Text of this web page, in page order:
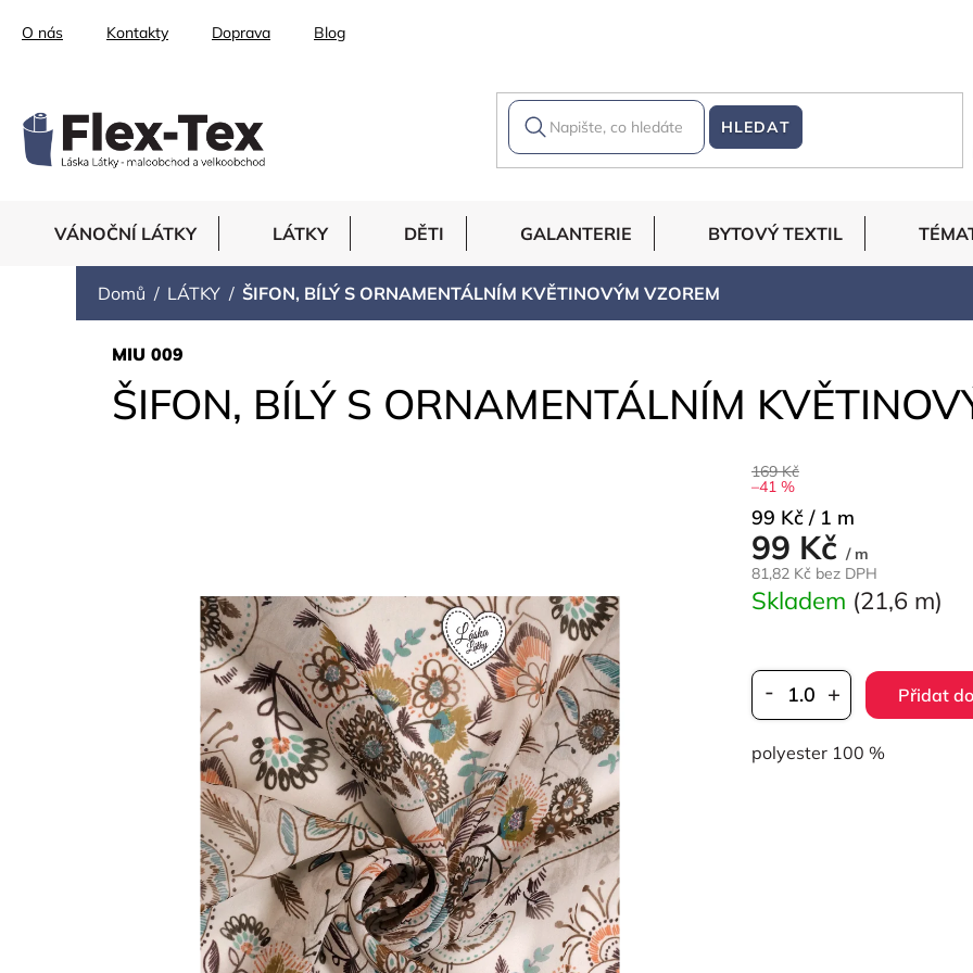
O nás Kontakty Doprava Blog
HLEDAT
VÁNOČNÍ LÁTKY LÁTKY DĚTI GALANTERIE BYTOVÝ TEXTIL
Domů LÁTKY ŠIFON, BÍLÝ S ORNAMENTÁLNÍM KVĚTINOVÝM VZOREM
ŠIFON, BÍLÝ S ORNAMENTÁLNÍM
MIU 009
169 Kč
–41 %
99 Kč / m
81,82 Kč bez DPH
Měrná
cena:
99 Kč / 1 m
Skladem (21,6 m)
Přidat
polyester 100 %